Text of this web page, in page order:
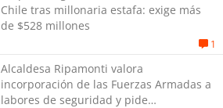
Chile tras millonaria estafa: exige más
de $528 millones
1
Alcaldesa Ripamonti valora
incorporación de las Fuerzas Armadas a
labores de seguridad y pide